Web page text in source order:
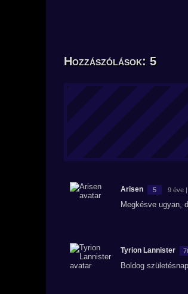
Hozzászólások: 5
Arisen 5 9 éve
Megkésve ugyan,
Tyrion Lannister
Boldog